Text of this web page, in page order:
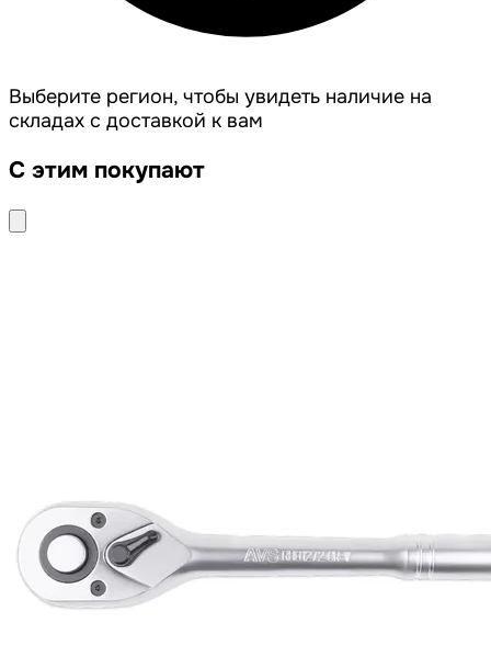
Выберите регион, чтобы увидеть наличие на
складах с доставкой к вам
С этим покупают